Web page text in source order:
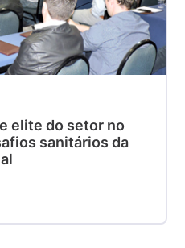
elite do setor no
sanitários da